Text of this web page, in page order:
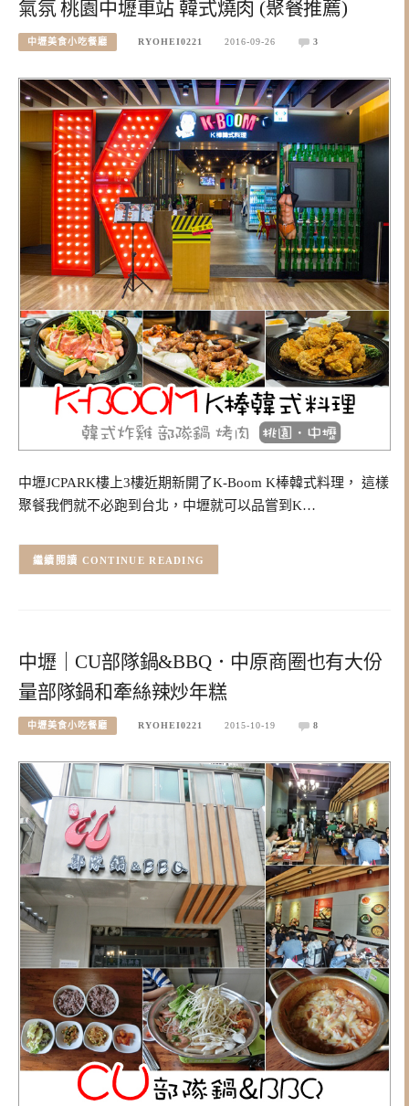
氣氛 桃園中壢車站 韓式燒肉 (聚餐推薦)
中壢美食小吃餐廳 RYOHEI0221 2016-09-26 3
中壢JCPARK樓上3樓近期新開了K-Boom K棒韓式料理， 這樣
聚餐我們就不必跑到台北，中壢就可以品嘗到K…
CONTINUE READING
中壢｜CU部隊鍋&BBQ．中原商圈也有大份
量部隊鍋和牽絲辣炒年糕
中壢美食小吃餐廳 RYOHEI0221 2015-10-19 8